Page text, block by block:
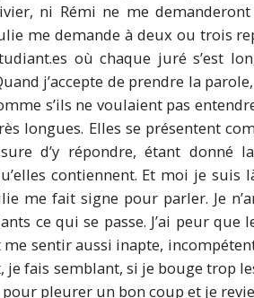
ni Rémi ne me
me demande à deux ou trois
où chaque juré s’est
j’accepte de prendre la
s’ils ne voulaient pas
longues. Elles se présentent
d’y répondre, étant donné
contiennent. Et moi je
me fait signe pour parler. Je
ce qui se passe. J’ai peur
me sentir aussi inapte,
je fais semblant, si je bouge trop
pleurer un bon coup et je